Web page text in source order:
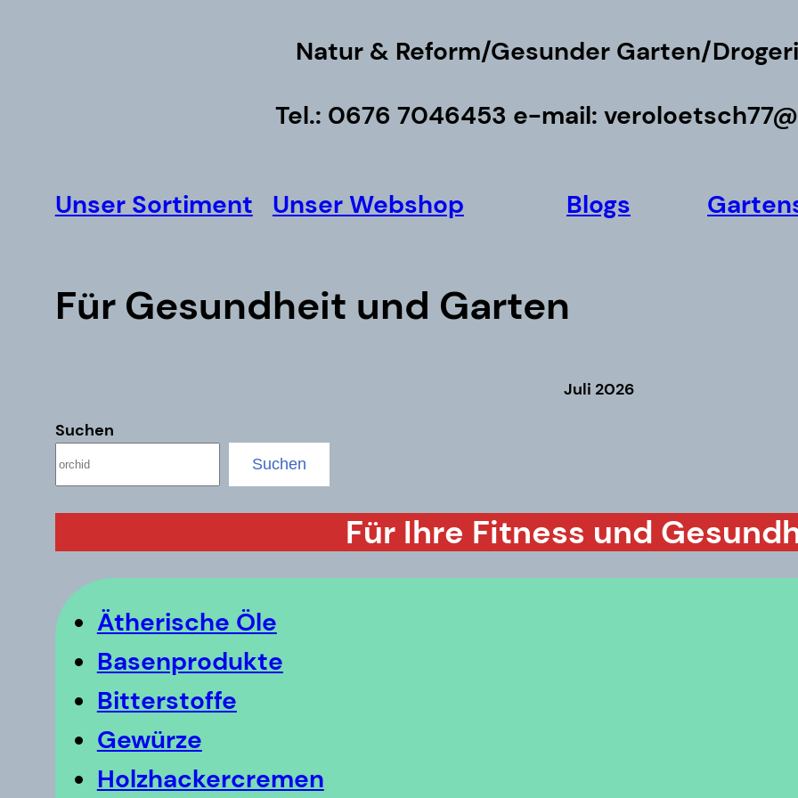
Natur & Reform/Gesunder Garten/
Tel.: 0676 7046453 e-mail:
Unser Sortiment Unser Webshop Blogs
Für Gesundheit und Garten
Juli 2026
Suchen
Suchen
Für Ihre Fitness und
Ätherische Öle
Basenprodukte
Bitterstoffe
Gewürze
Holzhackercremen